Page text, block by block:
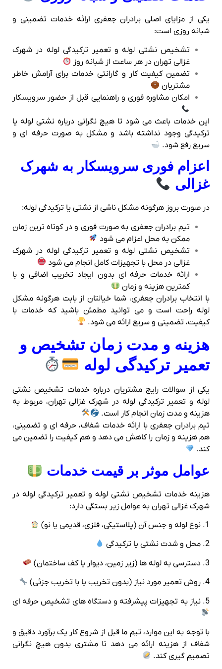
یکی از مزایای اصلی برادران جعفری ارائه خدمات تضمینی و
شبانه‌ روزی است:
تشخیص نشتی لوله و تعمیر ترکیدگی لوله در شهرک
غزالی تهران در هر ساعت از شبانه‌ روز
تضمین کیفیت کار و گارانتی خدمات برای آرامش خاطر
مشتریان
امکان مشاوره فوری و راهنمایی قبل از حضور سرویسکار
این خدمات باعث می‌ شود تا هیچ نگرانی درباره نشتی لوله یا
ترکیدگی وجود نداشته باشد و مشکل به صورت حرفه‌ ای و
سریع رفع شود.
اعزام فوری سرویسکار به شهرک
غزالی
در صورت بروز هرگونه مشکل ناشی از نشتی یا ترکیدگی لوله:
تیم برادران جعفری به صورت فوری و در کوتاه‌ ترین زمان
ممکن به محل اعزام می‌ شود
تشخیص نشتی لوله و تعمیر ترکیدگی لوله در شهرک
غزالی در محل با تجهیزات کامل انجام می‌ شود
ارائه خدمات حرفه‌ ای بدون ایجاد تخریب اضافی و با
کمترین هزینه و زمان
با انتخاب برادران جعفری، شما خیالتان از بابت هرگونه مشکل
لوله راحت است و می‌ توانید مطمئن باشید که خدمات با
کیفیت، تضمینی و سریع ارائه می‌ شود.
هزینه و مدت زمان تشخیص و
تعمیر ترکیدگی لوله
یکی از سوالات رایج مشتریان درباره خدمات تشخیص نشتی
لوله و تعمیر ترکیدگی لوله در شهرک غزالی تهران، مربوط به
هزینه و مدت زمان انجام کار است.
تیم برادران جعفری با ارائه خدمات شفاف، حرفه‌ ای و تضمینی،
هم هزینه و زمان را کاهش می‌ دهد و هم کیفیت را تضمین می‌
کند.
عوامل موثر بر قیمت خدمات
هزینه خدمات تشخیص نشتی لوله و تعمیر ترکیدگی لوله در
شهرک غزالی تهران به عوامل زیر بستگی دارد:
1. نوع لوله و جنس آن (پلاستیکی، فلزی، قدیمی یا نو)
2. محل و شدت نشتی یا ترکیدگی
3. دسترسی به لوله‌ ها (زیر زمین، دیوار یا کف ساختمان)
4. روش تعمیر مورد نیاز (بدون تخریب یا با تخریب جزئی)
5. نیاز به تجهیزات پیشرفته و دستگاه‌ های تشخیص حرفه‌ ای
با توجه به این موارد، تیم ما قبل از شروع کار یک برآورد دقیق و
شفاف از هزینه ارائه می‌ دهد تا مشتری بدون هیچ نگرانی
تصمیم‌ گیری کند.